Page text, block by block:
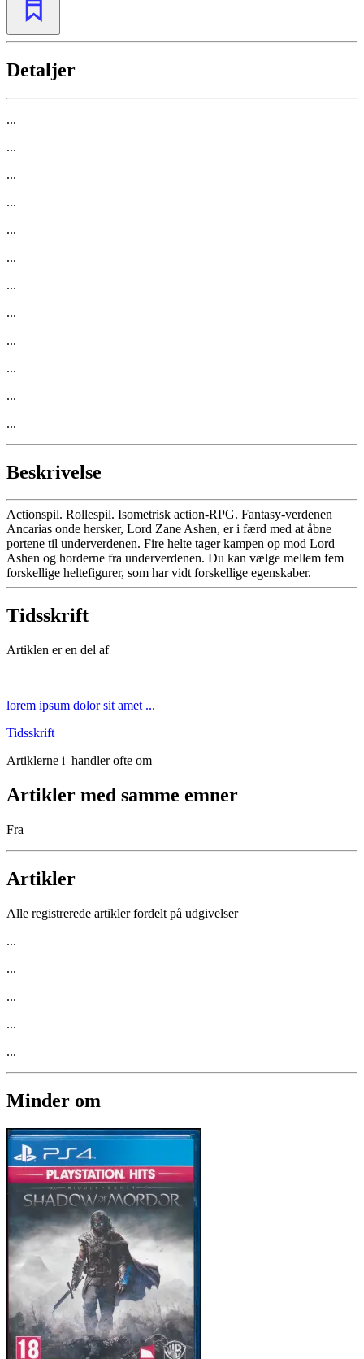
Detaljer
...
...
...
...
...
...
...
...
...
...
...
...
Beskrivelse
Actionspil. Rollespil. Isometrisk action-RPG. Fantasy-verdenen
Ancarias onde hersker, Lord Zane Ashen, er i færd med at åbne
portene til underverdenen. Fire helte tager kampen op mod Lord
Ashen og horderne fra underverdenen. Du kan vælge mellem fem
forskellige heltefigurer, som har vidt forskellige egenskaber.
Tidsskrift
Artiklen er en del af
lorem ipsum dolor sit amet ...
Tidsskrift
Artiklerne i handler ofte om
Artikler med samme emner
Fra
Artikler
Alle registrerede artikler fordelt på udgivelser
...
...
...
...
...
Minder om